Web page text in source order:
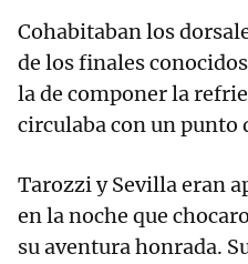
Cohabitaban los
de los finales
la de componer la
circulaba con un punto
Tarozzi y Sevilla eran
en la noche que
su aventura honrada.